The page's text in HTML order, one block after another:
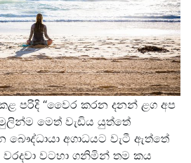
පරිදි “වෛර කරන දනන් ළග අප
මෙත් වැඩිය යුත්තේ
අගාධයට වැටී ඇත්තේ
වටහා ගනිමින් තම කය